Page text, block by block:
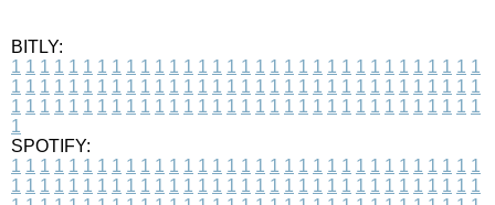
BITLY:
1 1 1 1 1 1 1 1 1 1 1 1 1 1 1 1 1 1 1 1 1 1 1 1 1 1 1 1 1 1 1 1 1
1 1 1 1 1 1 1 1 1 1 1 1 1 1 1 1 1 1 1 1 1 1 1 1 1 1 1 1 1 1 1 1 1
1 1 1 1 1 1 1 1 1 1 1 1 1 1 1 1 1 1 1 1 1 1 1 1 1 1 1 1 1 1 1 1 1
1
SPOTIFY:
1 1 1 1 1 1 1 1 1 1 1 1 1 1 1 1 1 1 1 1 1 1 1 1 1 1 1 1 1 1 1 1 1
1 1 1 1 1 1 1 1 1 1 1 1 1 1 1 1 1 1 1 1 1 1 1 1 1 1 1 1 1 1 1 1 1